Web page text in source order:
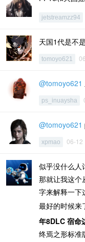
jetstreamzz94
天国1代是不
tomoyo621
@tomoyo621
ps_inuaysha
@tomoyo621
xpmao 06-12
似乎没什么人
那就让我这个
字来解释一下
最好的时候
年8DLC 宿命
终焉之形标准